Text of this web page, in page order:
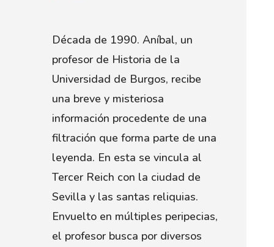
Década de 1990. Aníbal, un
profesor de Historia de la
Universidad de Burgos, recibe
una breve y misteriosa
información procedente de una
filtración que forma parte de una
leyenda. En esta se vincula al
Tercer Reich con la ciudad de
Sevilla y las santas reliquias.
Envuelto en múltiples peripecias,
el profesor busca por diversos